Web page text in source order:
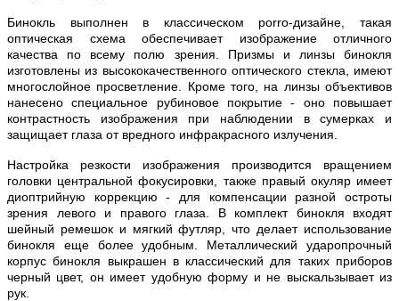
Бинокль выполнен в классическом porro-дизайне, такая
оптическая схема обеспечивает изображение отличного
качества по всему полю зрения. Призмы и линзы бинокля
изготовлены из высококачественного оптического стекла, имеют
многослойное просветление. Кроме того, на линзы объективов
нанесено специальное рубиновое покрытие - оно повышает
контрастность изображения при наблюдении в сумерках и
защищает глаза от вредного инфракрасного излучения.
Настройка резкости изображения производится вращением
головки центральной фокусировки, также правый окуляр имеет
диоптрийную коррекцию - для компенсации разной остроты
зрения левого и правого глаза. В комплект бинокля входят
шейный ремешок и мягкий футляр, что делает использование
бинокля еще более удобным. Металлический ударопрочный
корпус бинокля выкрашен в классический для таких приборов
черный цвет, он имеет удобную форму и не выскальзывает из
рук.